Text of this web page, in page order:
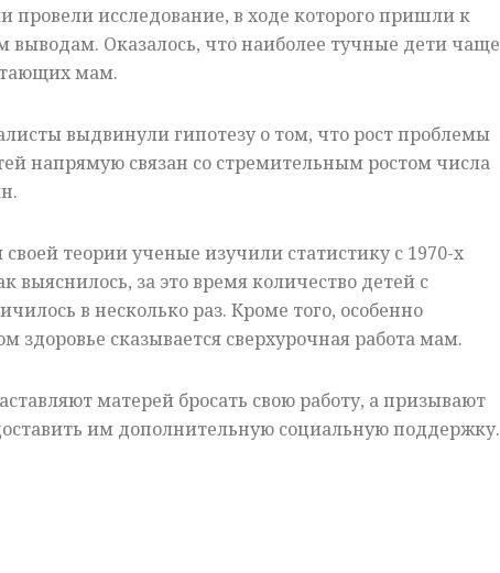
провели исследование, в ходе которого пришли к
выводам. Оказалось, что наиболее тучные дети чаще
мам.
выдвинули гипотезу о том, что рост проблемы
напрямую связан со стремительным ростом числа
теории ученые изучили статистику с 1970-х
выяснилось, за это время количество детей с
в несколько раз. Кроме того, особенно
здоровье сказывается сверхурочная работа мам.
матерей бросать свою работу, а призывают
им дополнительную социальную поддержку.